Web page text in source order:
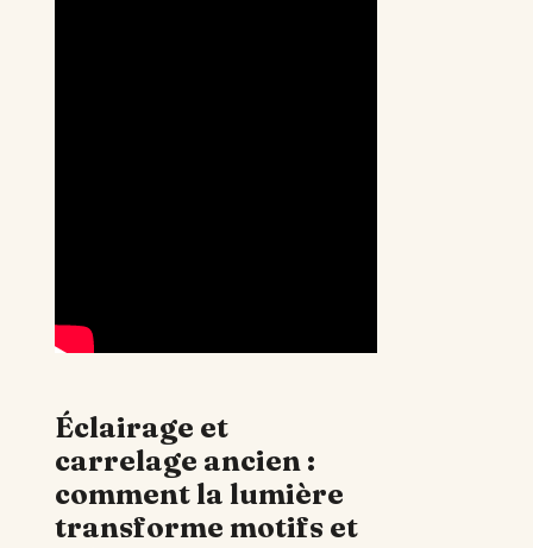
Éclairage et
carrelage ancien :
comment la lumière
transforme motifs et